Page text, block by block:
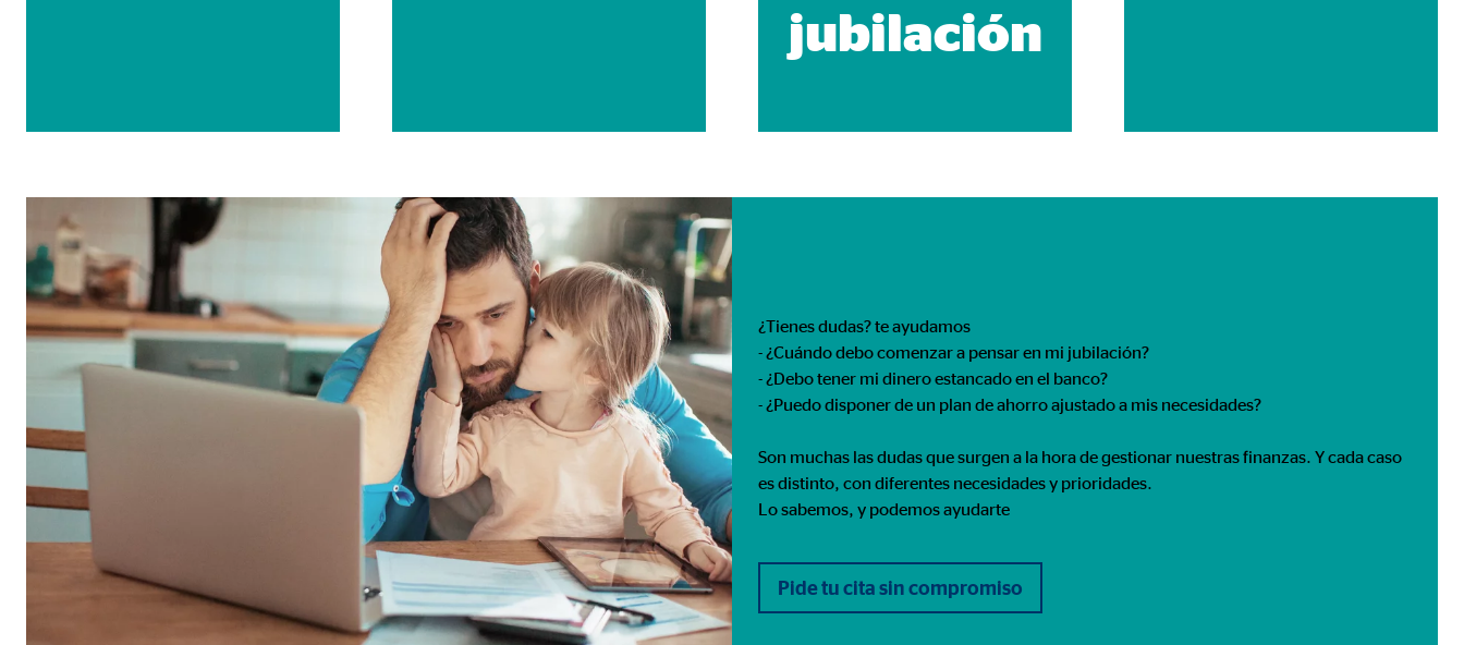
jubilación
¿Tienes dudas? te ayudamos
- ¿Cuándo debo comenzar a pensar en mi jubilación?
- ¿Debo tener mi dinero estancado en el banco?
- ¿Puedo disponer de un plan de ahorro ajustado a mis necesidades?
Son muchas las dudas que surgen a la hora de gestionar nuestras finanzas. Y cada caso
es distinto, con diferentes necesidades y prioridades.
Lo sabemos, y podemos ayudarte
Pide tu cita sin compromiso
se utilizan para la inserción de videos y la incorporación de mapas interactivos. El contenido de las plataformas y mapas
está bloqueado de forma predeterminada cuando visita nuestro sitio web. Si acepta las cookies de medios externos, tenga en cuenta que
consintiendo de forma explícita las transferencias internacionales a EEUU (país que no tiene una protección legal adecuada).
YouTube
Proveedor: Google Ireland Ltd.
Propósito: Inserción de vídeos
Duración: 24 meses
Google Maps
google_maps
Google Ireland Ltd.
Incorporación de mapas interactivos de Google
24 meses